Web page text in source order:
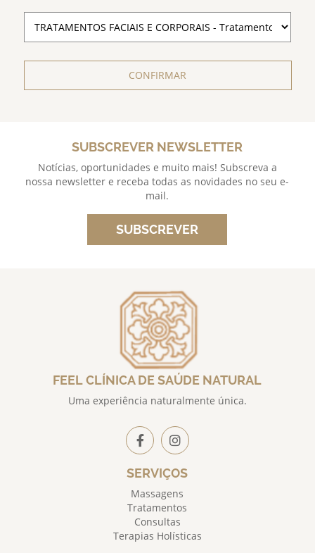
CONFIRMAR
SUBSCREVER NEWSLETTER
Notícias, oportunidades e muito mais! Subscreva a
nossa newsletter e receba todas as novidades no seu e-
mail.
SUBSCREVER
FEEL CLÍNICA DE SAÚDE NATURAL
Uma experiência naturalmente única.
SERVIÇOS
Massagens
Tratamentos
Consultas
Terapias Holísticas